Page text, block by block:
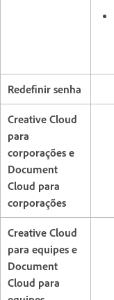
Redefinir senha
Creative Cloud
para
corporações e
Document
Cloud para
corporações
Creative Cloud
para equipes e
Document
Cloud para